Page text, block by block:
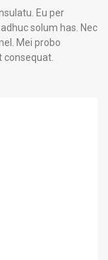
Eu per
solum has. Nec
Mei probo
consequat.